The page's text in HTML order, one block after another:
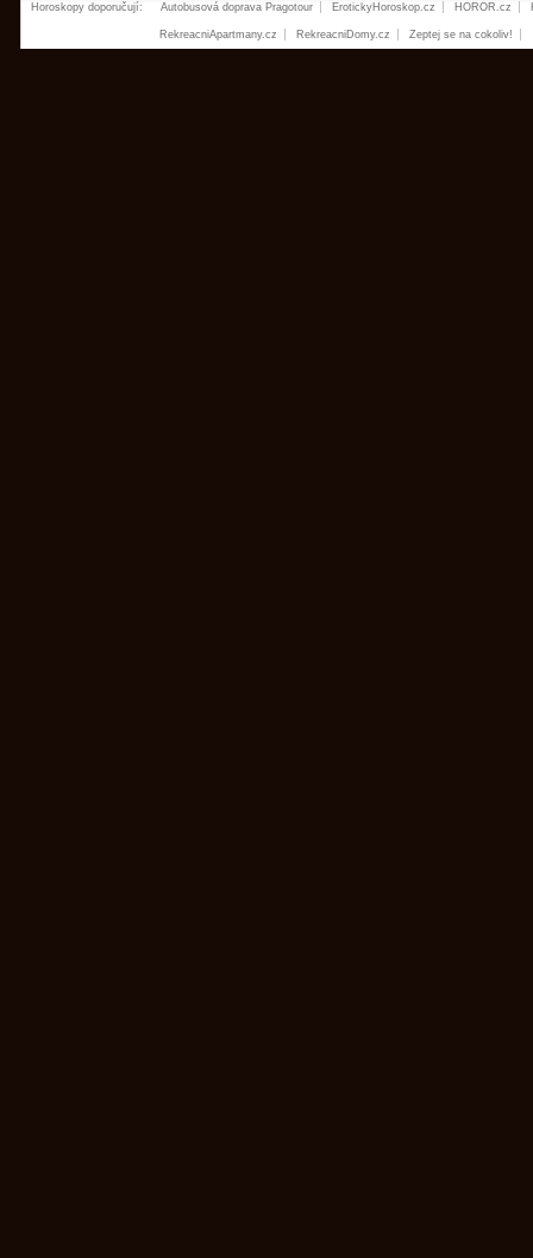
Horoskopy doporučují: Autobusová doprava Pragotour ErotickyHoroskop.cz HOROR.cz
RekreacniApartmany.cz RekreacniDomy.cz Zeptej se na cokoliv!